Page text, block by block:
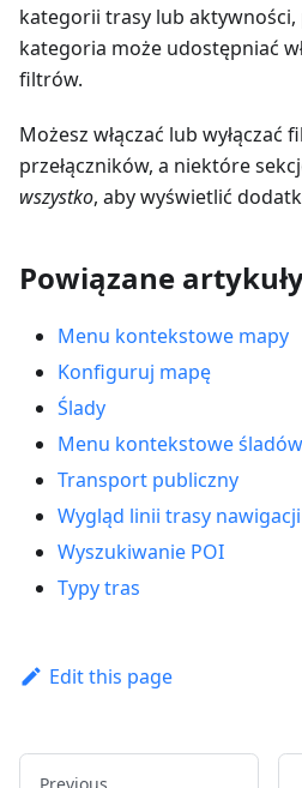
kategorii trasy lub aktywności,
kategoria może udostępniać
filtrów.
Możesz włączać lub wyłączać
przełączników, a niektóre
wszystko, aby wyświetlić
Powiązane
Menu kontekstowe mapy
Konfiguruj mapę
Ślady
Menu kontekstowe śladów
Transport publiczny
Wygląd linii trasy nawigacji
Wyszukiwanie POI
Typy tras
Edit this page